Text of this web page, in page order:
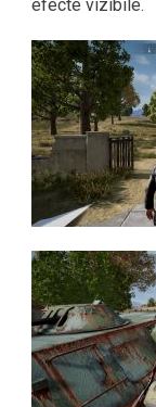
efecte vizibile.